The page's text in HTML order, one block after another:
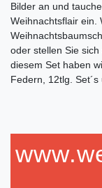
Bilder an und
Weihnachtsflair ein.
oder stellen Sie
diesem Set haben
Federn, 12tlg. Set´s